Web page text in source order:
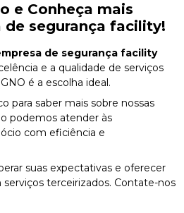
e Conheça mais
de segurança facility!
de segurança facility
e a qualidade de serviços
é a escolha ideal.
para saber mais sobre nossas
podemos atender às
com eficiência e
suas expectativas e oferecer
terceirizados. Contate-nos